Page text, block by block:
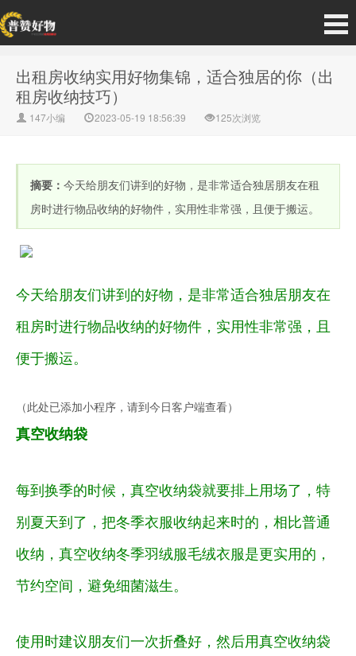
出租房收纳实用好物集锦，适合独居的你（出
租房收纳技巧）
147小编 2023-05-19 18:56:39 125次浏览
摘要： 今天给朋友们讲到的好物，是非常适合独居朋友在租
房时进行物品收纳的好物件，实用性非常强，且便于搬运。
今天给朋友们讲到的好物，是非常适合独居朋友在
租房时进行物品收纳的好物件，实用性非常强，且
便于搬运。
（此处已添加小程序，请到今日客户端查看）
真空收纳袋
每到换季的时候，真空收纳袋就要排上用场了，特
别夏天到了，把冬季衣服收纳起来时的，相比普通
收纳，真空收纳冬季羽绒服毛绒衣服是更实用的，
节约空间，避免细菌滋生。
使用时建议朋友们一次折叠好，然后用真空收纳袋